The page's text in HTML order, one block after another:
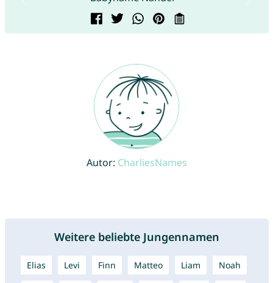
Autor: CharliesNames
Weitere beliebte Jungennamen
Elias Levi Finn Matteo Liam Noah